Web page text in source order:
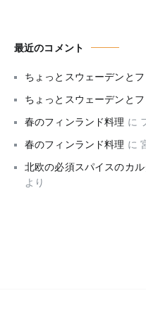
最近のコメント
ちょっとスウェーデンと
ちょっとスウェーデンと
春のフィンランド料理 に
春のフィンランド料理 に
北欧の必須スパイスのカ
より